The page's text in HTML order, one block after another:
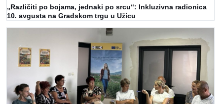
„Različiti po bojama, jednaki po srcu“: Inkluzivna radionica
10. avgusta na Gradskom trgu u Užicu